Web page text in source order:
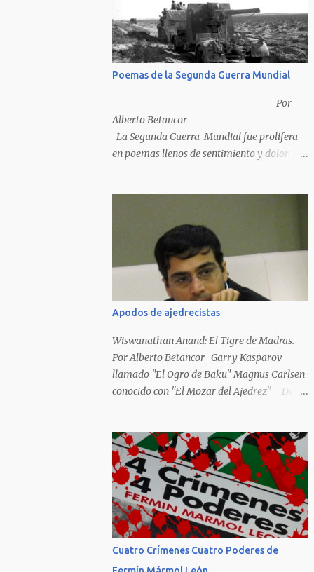
Poemas de la Segunda Guerra Mundial
Por
Alberto Betancor
La Segunda Guerra Mundial fue prolifera
en poemas llenos de sentimiento y dolor.
en muchos casos destruidos por las llamas
del fuego como sucedió con los generales y
poetas japoneses Masaharu Homma y
Hideky Tojo. Mejor suerte no corrieron los
poetas alemanes, italianos o los franceses
que acariciaron la causa nacional socialista,
sus nombres con sus escritos de...
Apodos de ajedrecistas
Wiswanathan Anand: El Tigre de Madras.
Por Alberto Betancor Garry Kasparov
llamado "El Ogro de Baku" Magnus Carlsen
conocido con "El Mozar del Ajedrez" Desde
colocar apodos, motes, alias,sobrenombres,
seudónimos, apelativos y remoquetes. El
juego ciencia no escapa de esto y hemos
tenido una serie de apodos para las estrellas
del ajedrez, en algunos casos muy
originales. Aquí les dejo una breve lista con
algunos de los nombres de los más
Cuatro Crímenes Cuatro Poderes de